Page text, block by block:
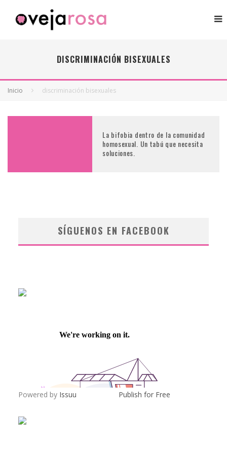
DISCRIMINACIÓN BISEXUALES
Inicio discriminación bisexuales
La bifobia dentro de la comunidad
homosexual. Un tabú que necesita
soluciones.
SÍGUENOS EN FACEBOOK
Powered by Issuu Publish for Free